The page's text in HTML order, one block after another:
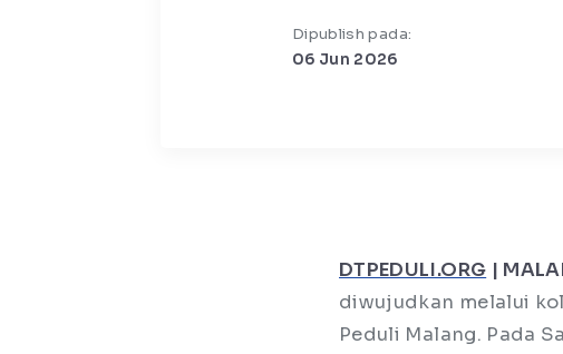
Dipublish pada:
06 Jun 2026
DTPEDULI.ORG |
diwujudkan melalui
Peduli Malang. Pada